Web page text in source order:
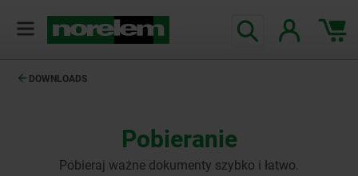
DOWNLOADS
Pobieranie
Pobieraj ważne dokumenty szybko i łatwo.